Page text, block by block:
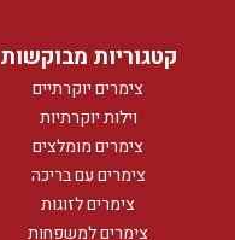
קטגוריות מבוקשות
צימרים יוקרתיים
וילות יוקרתיות
צימרים מומלצים
צימרים עם בריכה
צימרים לזוגות
צימרים למשפחות